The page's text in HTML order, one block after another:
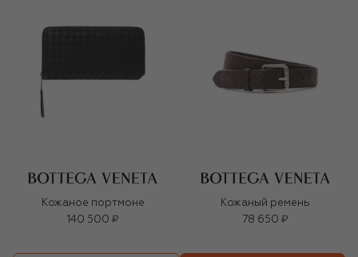
Кожаное портмоне
140 500 ₽
Кожаный ремень
78 650 ₽